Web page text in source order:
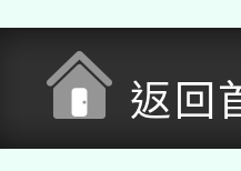
返回